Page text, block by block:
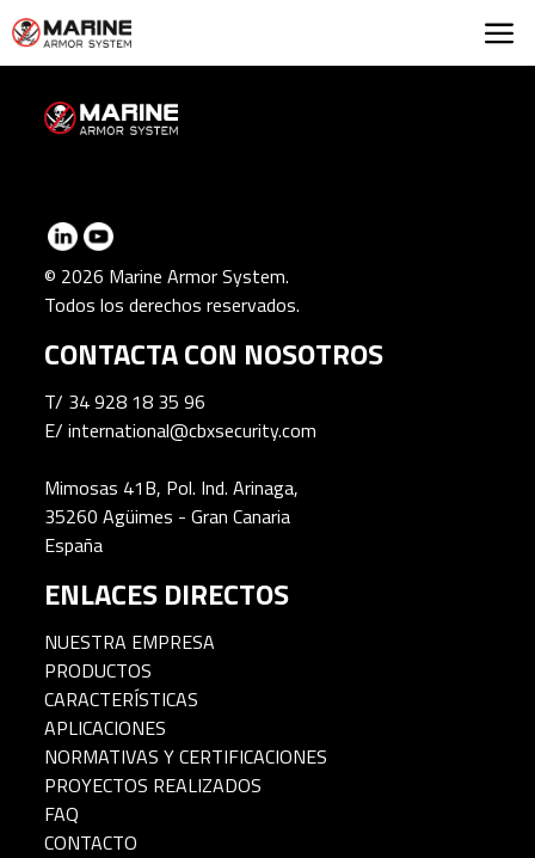
Marine Armor
© 2026 Marine Armor System.
Todos los derechos reservados.
CONTACTA CON NOSOTROS
T/ 34 928 18 35 96
E/international@cbxsecurity.com
Mimosas 41B, Pol. Ind. Arinaga,
35260 Agüimes - Gran Canaria
España
ENLACES DIRECTOS
NUESTRA EMPRESA
PRODUCTOS
CARACTERÍSTICAS
APLICACIONES
NORMATIVAS Y CERTIFICACIONES
PROYECTOS REALIZADOS
FAQ
CONTACTO